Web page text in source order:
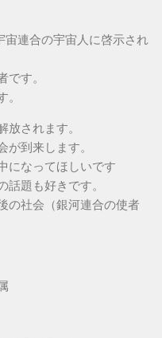
宙連合の宇宙人に啓示され
す。
放されます。
が到来します。
になってほしいです
題も好きです。
の社会（銀河連合の使者